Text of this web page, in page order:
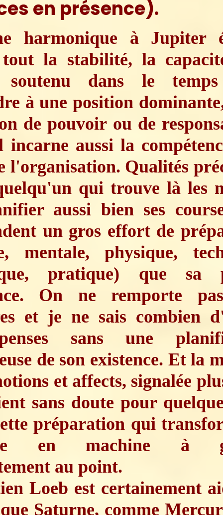
en présence).
harmonique à Jupiter
la stabilité, la
soutenu dans le
à une position
de pouvoir ou de
incarne aussi la
l'organisation. Qualités
qui trouve là les
aussi bien ses
un gros effort de
mentale, physique,
pratique) que sa
On ne remporte
et je ne sais combien
sans une
de son existence. Et la
et affects, signalée
sans doute pour
préparation qui
en machine à
au point.
Loeb est certainement
Saturne, comme